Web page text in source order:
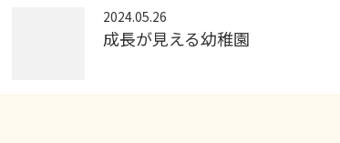
2024.05.26
成長が見える幼稚園